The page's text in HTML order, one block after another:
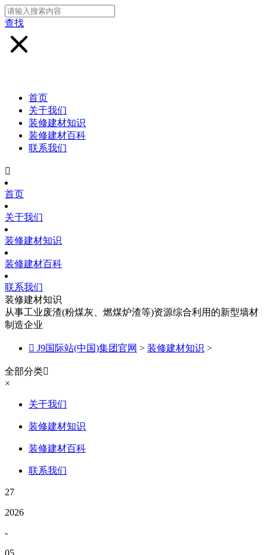
查找
首页
关于我们
装修建材知识
装修建材百科
联系我们

首页
关于我们
装修建材知识
装修建材百科
联系我们
装修建材知识
从事工业废渣(粉煤灰、燃煤炉渣等)资源综合利用的新型墙材
制造企业
 J9国际站(中国)集团官网 > 装修建材知识 >
全部分类
×
关于我们
装修建材知识
装修建材百科
联系我们
27
2026
-
05